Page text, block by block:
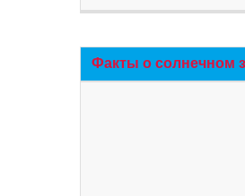
Факты о солнечном